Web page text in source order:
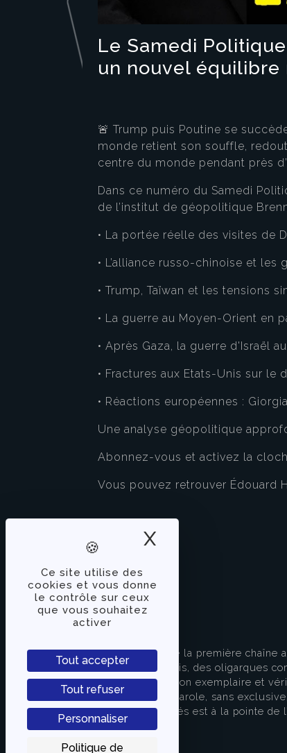
Ce site utilise des
cookies et vous donne
le contrôle sur ceux
que vous souhaitez
activer
Tout accepter
Tout refuser
Personnaliser
Politique de
X
Le Samedi
un nouvel équilibre
🚨 Trump puis Poutine se
monde retient son souffle,
centre du monde pendant près
Dans ce numéro du Samedi
de l’institut de géopolitique
• La portée réelle des visites de
• L’alliance russo-chinoise et les
• Trump, Taïwan et les tensions
• La guerre au Moyen-Orient en
• Après Gaza, la guerre d'Israël
• Fractures aux Etats-Unis sur le
• Réactions européennes :
Une analyse géopolitique
Abonnez-vous et activez la
Vous pouvez retrouver Édouard
TVLibertés représente la première chaîne
indépendante des partis, des oligarques
apporter une information exemplaire et
s’attache à donner la parole, sans
européenne. TVLibertés est à la pointe de